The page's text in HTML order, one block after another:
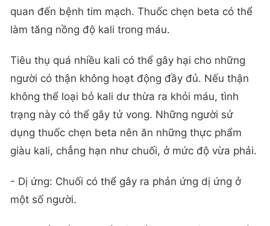
quan đến bệnh tim mạch. Thuốc chẹn beta có thể
làm tăng nồng độ kali trong máu.
Tiêu thụ quá nhiều kali có thể gây hại cho những
người có thận không hoạt động đầy đủ. Nếu thận
không thể loại bỏ kali dư thừa ra khỏi máu, tình
trạng này có thể gây tử vong. Những người sử
dụng thuốc chẹn beta nên ăn những thực phẩm
giàu kali, chẳng hạn như chuối, ở mức độ vừa phải.
- Dị ứng: Chuối có thể gây ra phản ứng dị ứng ở
một số người.